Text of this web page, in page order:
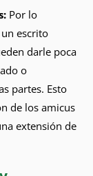
Por lo
un escrito
darle poca
o
partes. Esto
de los amicus
extensión de